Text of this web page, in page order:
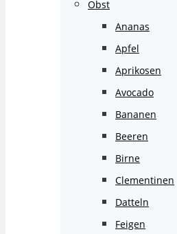
Obst
Ananas
Apfel
Aprikosen
Avocado
Bananen
Beeren
Birne
Clementinen
Datteln
Feigen